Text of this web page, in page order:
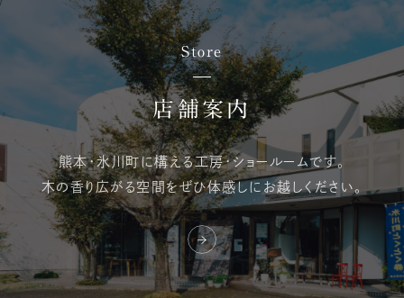
Store
店舗案内
熊本・氷川町に構える工房・ショールームです。
木の香り広がる空間をぜひ体感しにお越しください。